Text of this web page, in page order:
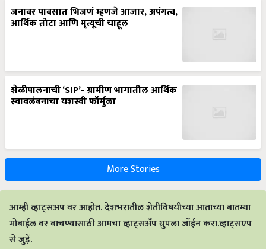
जनावर पावसात भिजणं म्हणजे आजार, अपंगत्व,
आर्थिक तोटा आणि मृत्यूची चाहूल
शेळीपालनाची ‘SIP’- ग्रामीण भागातील आर्थिक
स्वावलंबनाचा यशस्वी फॉर्मुला
More Stories
आम्ही व्हाट्सअप वर आहोत. देशभरातील शेतीविषयीच्या आताच्या बातम्या
मोबाईल वर वाचण्यासाठी आमचा व्हाट्सअँप ग्रुपला जॉईन करा.व्हाट्सएप
से जुड़ें.